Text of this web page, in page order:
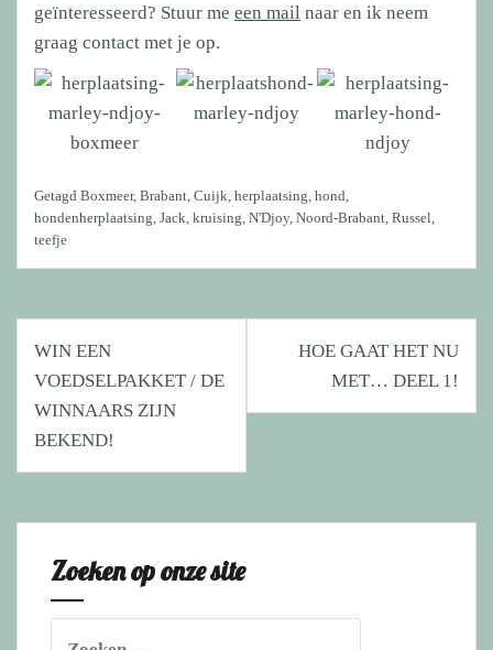
geïnteresseerd? Stuur me een mail naar en ik neem
graag contact met je op.
Getagd Boxmeer, Brabant, Cuijk, herplaatsing, hond,
hondenherplaatsing, Jack, kruising, N'Djoy, Noord-Brabant, Russel,
teefje
Bericht
navigatie
WIN EEN
VOEDSELPAKKET / DE
WINNAARS ZIJN
BEKEND!
HOE GAAT HET NU
MET… DEEL 1!
Zoeken op onze site